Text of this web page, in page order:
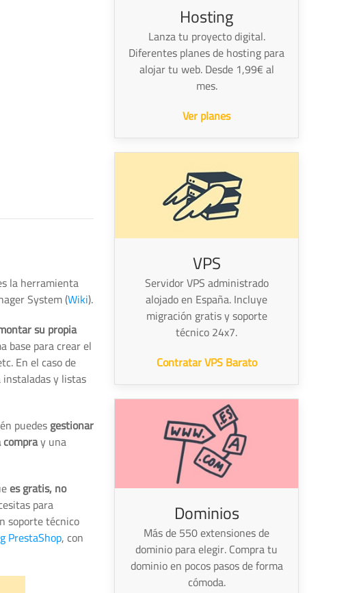
la herramienta
System (Wiki).
su propia
base para crear el
En el caso de
y listas
puedesgestionar
y una
es gratis, no
para
soporte técnico
PrestaShop, con
Hosting
Lanza tu proyecto digital.
Diferentes planes de hosting para
alojar tu web. Desde 1,99€ al
mes.
Ver planes
VPS
Servidor VPS administrado
alojado en España. Incluye
migración gratis y soporte
técnico 24x7.
Contratar VPS Barato
Dominios
Más de 550 extensiones de
dominio para elegir. Compra tu
dominio en pocos pasos de forma
cómoda.